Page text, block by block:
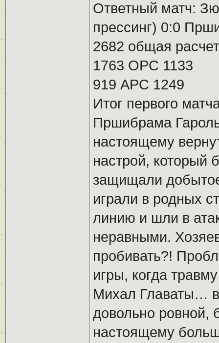
Ответный матч:
прессинг) 0:0
2682 общая
1763 ОРС 1133
919 АРС 1249
Итог первого
Пршибрама
настоящему
настрой, который
защищали
играли в родных
линию и шли в
неравными.
пробивать?!
игры, когда
Михал Главаты…
довольно ровной,
настоящему